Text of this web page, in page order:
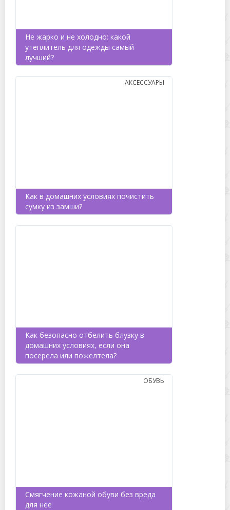
Не жарко и не холодно: какой
утеплитель для одежды самый
лучший?
Как в домашних условиях почистить
сумку из замши?
АКСЕССУАРЫ
Как безопасно отбелить блузку в
домашних условиях, если она
посерела или пожелтела?
Смягчение кожаной обуви без вреда
для нее
ОБУВЬ